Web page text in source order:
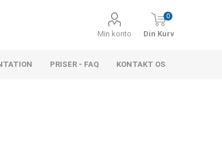
Min konto
0
Din Kurv
PRISER - FAQ KONTAKT OS